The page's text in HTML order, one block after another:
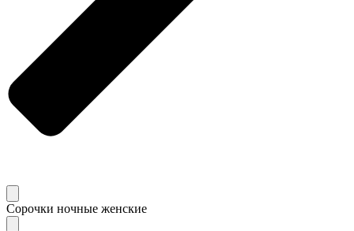
Сорочки ночные женские